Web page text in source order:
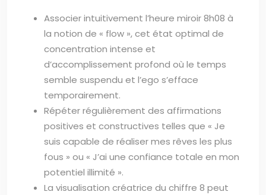
Associer intuitivement l’heure miroir 8h08 à
la notion de « flow », cet état optimal de
concentration intense et
d’accomplissement profond où le temps
semble suspendu et l’ego s’efface
temporairement.
Répéter régulièrement des affirmations
positives et constructives telles que « Je
suis capable de réaliser mes rêves les plus
fous » ou « J’ai une confiance totale en mon
potentiel illimité ».
La visualisation créatrice du chiffre 8 peut